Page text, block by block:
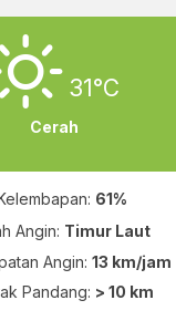
31°C
Cerah
61%
Angin: Timur Laut
Angin: 13 km/jam
Pandang: > 10 km